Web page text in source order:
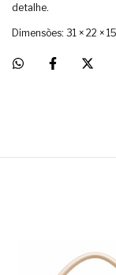
detalhe.
Dimensões: 31 × 22 ×